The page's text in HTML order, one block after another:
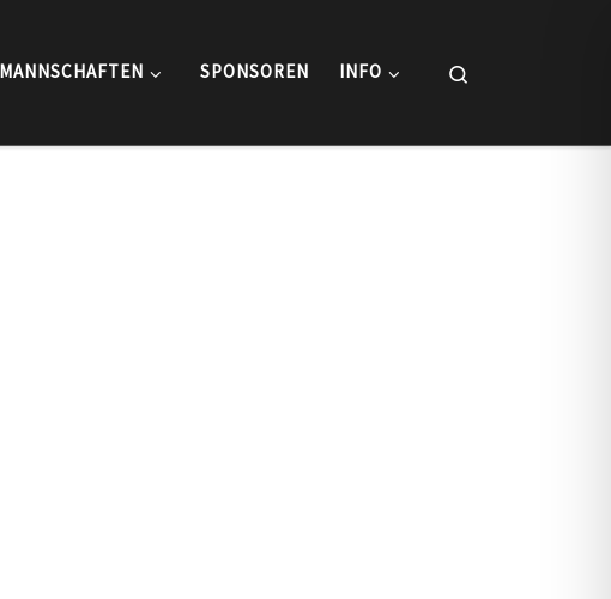
MANNSCHAFTEN SPONSOREN INFO